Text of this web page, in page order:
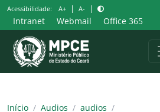
Pular
para
o
conteúdo
Acessibilidade: A+ | A- |
Intranet Webmail Office 365
Início / Audios / audios /